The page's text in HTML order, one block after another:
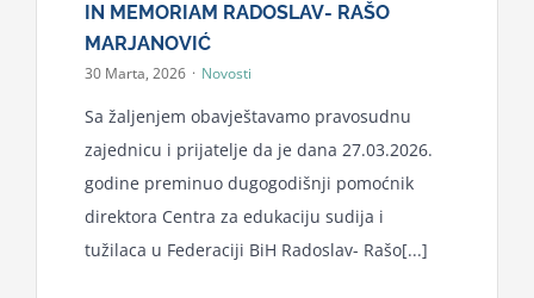
IN MEMORIAM RADOSLAV- RAŠO
MARJANOVIĆ
30 Marta, 2026 · Novosti
Sa žaljenjem obavještavamo pravosudnu
zajednicu i prijatelje da je dana 27.03.2026.
godine preminuo dugogodišnji pomoćnik
direktora Centra za edukaciju sudija i
tužilaca u Federaciji BiH Radoslav- Rašo[...]